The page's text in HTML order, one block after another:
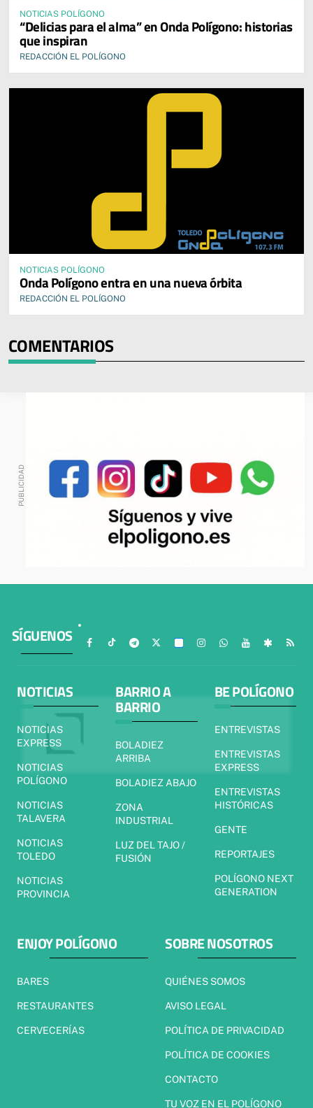
NOTICIAS POLÍGONO
“Delicias para el alma” en Onda Polígono: historias
que inspiran
REDACCIÓN EL POLÍGONO
NOTICIAS POLÍGONO
Onda Polígono entra en una nueva órbita
REDACCIÓN EL POLÍGONO
COMENTARIOS
SÍGUENOS
NOTICIAS
NOTICIAS
EXPRESS
NOTICIAS
POLÍGONO
NOTICIAS
TALAVERA
NOTICIAS
TOLEDO
NOTICIAS
PROVINCIA
BARRIO A
BARRIO
BOLADIEZ
ARRIBA
BOLADIEZ ABAJO
ZONA
INDUSTRIAL
LUZ DEL TAJO /
FUSIÓN
BE POLÍGONO
ENTREVISTAS
ENTREVISTAS
EXPRESS
ENTREVISTAS
HISTÓRICAS
GENTE
REPORTAJES
POLÍGONO NEXT
GENERATION
ENJOY POLÍGONO
BARES
RESTAURANTES
CERVECERÍAS
SOBRE NOSOTROS
QUIÉNES SOMOS
AVISO LEGAL
POLÍTICA DE PRIVACIDAD
POLÍTICA DE COOKIES
CONTACTO
TU VOZ EN EL POLÍGONO